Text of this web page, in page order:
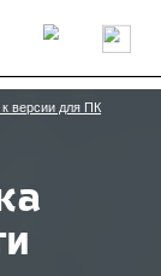
Архитекторы
к версии для ПК